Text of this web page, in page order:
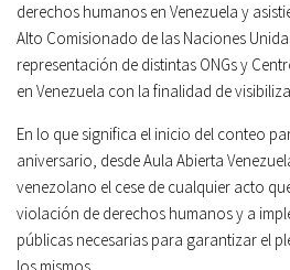
derechos humanos en Venezuela y
Alto Comisionado de las Naciones
representación de distintas ONGs y
en Venezuela con la finalidad de
En lo que significa el inicio del conteo
aniversario, desde Aula Abierta
venezolano el cese de cualquier acto
violación de derechos humanos y a
públicas necesarias para garantizar el